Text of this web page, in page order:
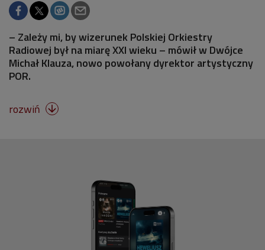
– Zależy mi, by wizerunek Polskiej Orkiestry
Radiowej był na miarę XXI wieku – mówił w Dwójce
Michał Klauza, nowo powołany dyrektor artystyczny
POR.
rozwiń 